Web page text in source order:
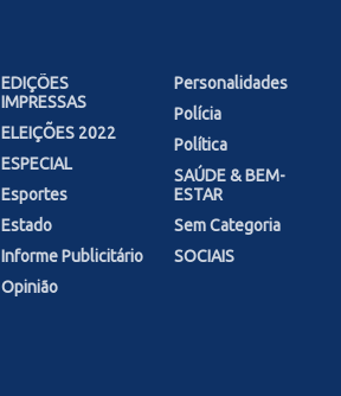
EDIÇÕES
IMPRESSAS
ELEIÇÕES 2022
ESPECIAL
Esportes
Estado
Informe Publicitário
Opinião
Personalidades
Polícia
Política
SAÚDE & BEM-
ESTAR
Sem Categoria
SOCIAIS